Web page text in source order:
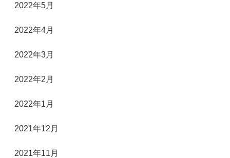
2022年5月
2022年4月
2022年3月
2022年2月
2022年1月
2021年12月
2021年11月